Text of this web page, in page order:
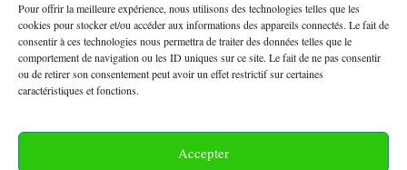
Pour offrir la meilleure expérience, nous utilisons des technologies telles que les
cookies pour stocker et/ou accéder aux informations des appareils connectés. Le fait de
consentir à ces technologies nous permettra de traiter des données telles que le
comportement de navigation ou les ID uniques sur ce site. Le fait de ne pas consentir
ou de retirer son consentement peut avoir un effet restrictif sur certaines
caractéristiques et fonctions.
Accepter
Finaldées EURL
Siège social : 13 avenue Boudon, 75016, Paris
Nous contacter
Conditions Générales de Vente